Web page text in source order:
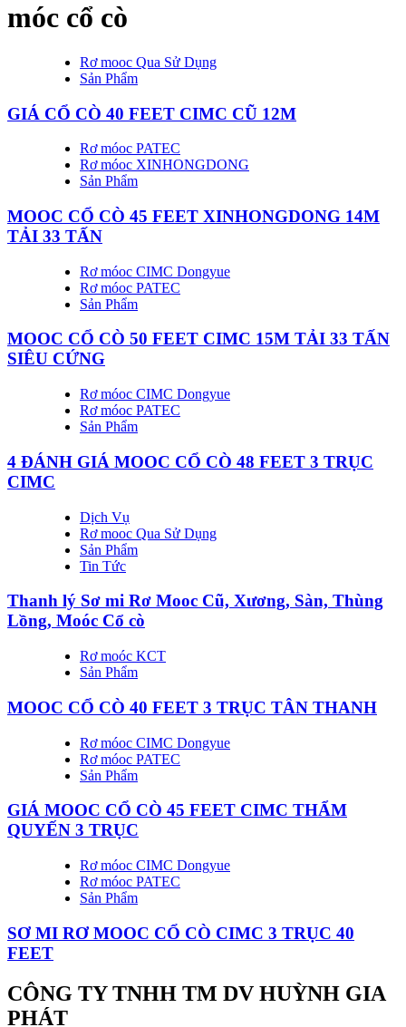
móc cổ cò
Rơ mooc Qua Sử Dụng
Sản Phẩm
GIÁ CỔ CÒ 40 FEET CIMC CŨ 12M
Rơ móoc PATEC
Rơ móoc XINHONGDONG
Sản Phẩm
MOOC CỔ CÒ 45 FEET XINHONGDONG 14M
TẢI 33 TẤN
Rơ móoc CIMC Dongyue
Rơ móoc PATEC
Sản Phẩm
MOOC CỔ CÒ 50 FEET CIMC 15M TẢI 33 TẤN
SIÊU CỨNG
Rơ móoc CIMC Dongyue
Rơ móoc PATEC
Sản Phẩm
4 ĐÁNH GIÁ MOOC CỔ CÒ 48 FEET 3 TRỤC
CIMC
Dịch Vụ
Rơ mooc Qua Sử Dụng
Sản Phẩm
Tin Tức
Thanh lý Sơ mi Rơ Mooc Cũ, Xương, Sàn, Thùng
Lồng, Moóc Cổ cò
Rơ moóc KCT
Sản Phẩm
MOOC CỔ CÒ 40 FEET 3 TRỤC TÂN THANH
Rơ móoc CIMC Dongyue
Rơ móoc PATEC
Sản Phẩm
GIÁ MOOC CỔ CÒ 45 FEET CIMC THẨM
QUYẾN 3 TRỤC
Rơ móoc CIMC Dongyue
Rơ móoc PATEC
Sản Phẩm
SƠ MI RƠ MOOC CỔ CÒ CIMC 3 TRỤC 40
FEET
CÔNG TY TNHH TM DV HUỲNH GIA
PHÁT